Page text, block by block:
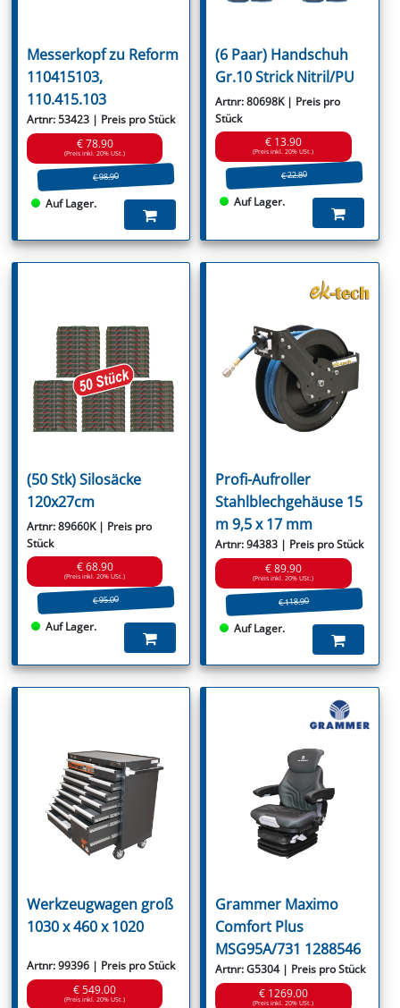
Messerkopf zu Reform
110415103,
110.415.103
Artnr: 53423 | Preis pro Stück
€ 78.90
(Preis inkl. 20% USt.)
€ 98.90
Auf Lager.
(6 Paar) Handschuh
Gr.10 Strick Nitril/PU
Artnr: 80698K | Preis pro
Stück
€ 13.90
(Preis inkl. 20% USt.)
€ 22.80
Auf Lager.
(50 Stk) Silosäcke
120x27cm
Artnr: 89660K | Preis pro
Stück
€ 68.90
(Preis inkl. 20% USt.)
€ 95.00
Auf Lager.
Profi-Aufroller
Stahlblechgehäuse 15
m 9,5 x 17 mm
Artnr: 94383 | Preis pro Stück
€ 89.90
(Preis inkl. 20% USt.)
€ 118.90
Auf Lager.
Werkzeugwagen groß
1030 x 460 x 1020
Artnr: 99396 | Preis pro Stück
€ 549.00
(Preis inkl. 20% USt.)
Grammer Maximo
Comfort Plus
MSG95A/731 1288546
Artnr: G5304 | Preis pro Stück
€ 1269.00
(Preis inkl. 20% USt.)